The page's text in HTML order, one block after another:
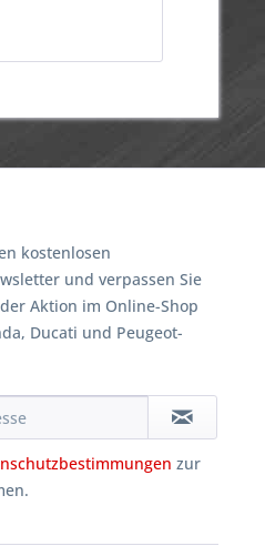
kostenlosen
und verpassen Sie
Aktion im Online-Shop
Ducati und Peugeot-
zur